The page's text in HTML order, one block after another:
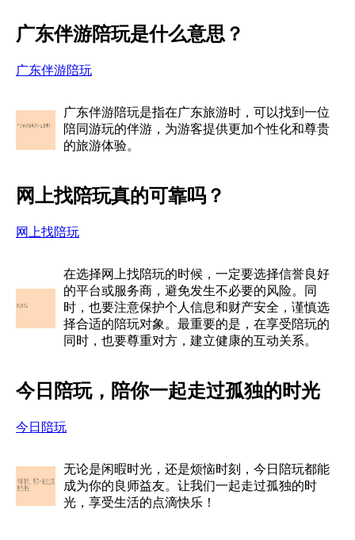
广东伴游陪玩是什么意思？
广东伴游陪玩
广东伴游陪玩是指在广东旅游时，可以找到一位
陪同游玩的伴游，为游客提供更加个性化和尊贵
的旅游体验。
网上找陪玩真的可靠吗？
网上找陪玩
在选择网上找陪玩的时候，一定要选择信誉良好
的平台或服务商，避免发生不必要的风险。同
时，也要注意保护个人信息和财产安全，谨慎选
择合适的陪玩对象。最重要的是，在享受陪玩的
同时，也要尊重对方，建立健康的互动关系。
今日陪玩，陪你一起走过孤独的时光
今日陪玩
无论是闲暇时光，还是烦恼时刻，今日陪玩都能
成为你的良师益友。让我们一起走过孤独的时
光，享受生活的点滴快乐！